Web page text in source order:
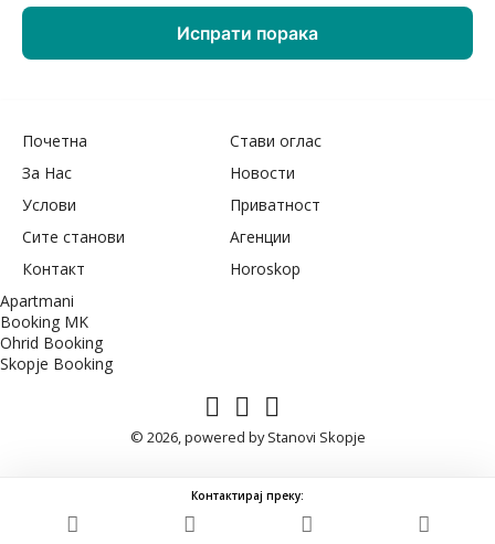
Контактирај преку:
Почетна
Стави оглас
За Нас
Новости
Услови
Приватност
Сите станови
Агенции
Контакт
Horoskop
Apartmani
Booking MK
Ohrid Booking
Skopje Booking
© 2026, powered byStanovi Skopje